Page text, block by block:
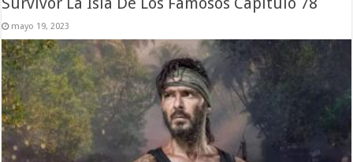
mayo 19, 2023